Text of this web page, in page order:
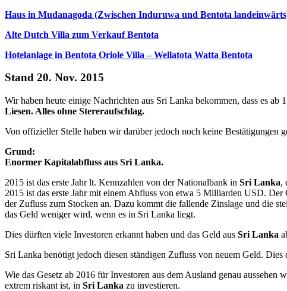
Haus in Mudanagoda (Zwischen Induruwa und Bentota
Alte Dutch Villa zum Verkauf Bentota
Hotelanlage in Bentota Oriole Villa – Wellatota Watta Bentota
Stand 20. Nov. 2015
Wir haben heute einige Nachrichten aus Sri Lanka bekommen, dass es ab
Liesen. Alles ohne Stereraufschlag.
Von offizieller Stelle haben wir darüber jedoch noch keine Bestätigungen
Grund:
Enormer Kapitalabfluss aus Sri Lanka.
2015 ist das erste Jahr lt. Kennzahlen von der Nationalbank in Sri Lanka,
2015 ist das erste Jahr mit einem Abfluss von etwa 5 Milliarden USD.
der Zufluss zum Stocken an. Dazu kommt die fallende Zinslage und die
das Geld weniger wird, wenn es in Sri Lanka liegt.
Dies dürften viele Investoren erkannt haben und das Geld aus Sri Lanka
Sri Lanka benötigt jedoch diesen ständigen Zufluss von neuem Geld.
Wie das Gesetz ab 2016 für Investoren aus dem Ausland genau
extrem riskant ist, in Sri Lanka zu investieren.